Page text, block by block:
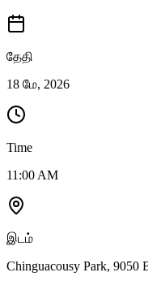
தேதி
18 மே, 2026
Time
11:00 AM
இடம்
Chinguacousy Park, 9050